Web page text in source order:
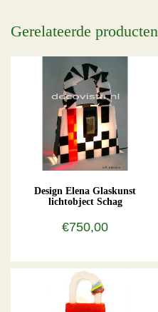
Gerelateerde producten
Design Elena Glaskunst
lichtobject Schag
€750,00